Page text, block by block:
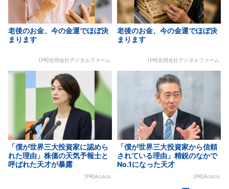
老後のお金、今の金運でほぼ決
まります
[PR]合同会社デジタルファーム
老後のお金、今の金運でほぼ決
まります
[PR]合同会社デジタルファーム
「僕が世界三大投資家に認めら
れた理由」株価の天気予報士と
呼ばれた天才が暴露
[PR]Acoco.
「僕が世界三大投資家から信頼
されている理由」精鋭のなかで
No.1になった天才
[PR]Acoco.